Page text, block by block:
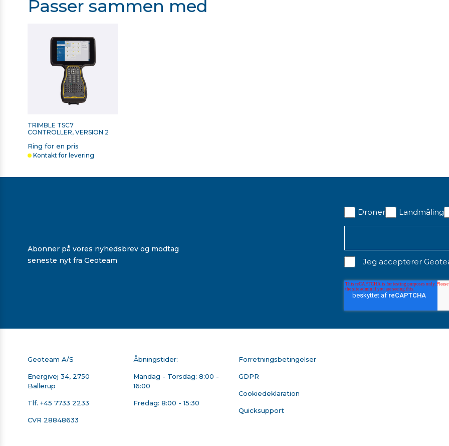
Passer sammen med
TRIMBLE TSC7
CONTROLLER, VERSION 2
Ring for en pris
Kontakt for levering
Abonner på vores nyhedsbrev og modtag
seneste nyt fra Geoteam
Droner Landmåling
Jeg accepterer
Geoteam A/S
Energivej 34, 2750
Ballerup
Tlf. +45 7733 2233
CVR 28848633
Åbningstider:
Mandag - Torsdag: 8:00 -
16:00
Fredag: 8:00 - 15:30
Forretningsbetingelser
GDPR
Cookiedeklaration
Quicksupport